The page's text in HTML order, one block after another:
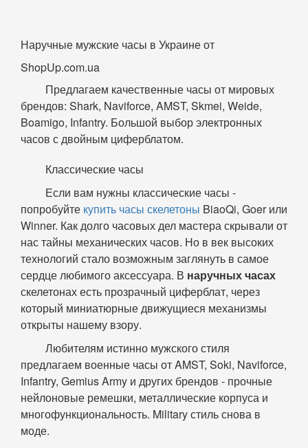
Наручные мужские часы в Украине от
ShopUp.com.ua
Предлагаем качественные часы от мировых
брендов: Shark, Naviforce, AMST, Skmei, Weide,
Boamigo, Infantry. Большой выбор электронных
часов с двойным циферблатом.
Классические часы
Если вам нужны классические часы -
попробуйте купить часы скелетоны BiaoQi, Goer или
Winner. Как долго часовых дел мастера скрывали от
нас тайны механических часов. Но в век высоких
технологий стало возможным заглянуть в самое
сердце любимого аксессуара. В наручных часах
скелетонах есть прозрачный циферблат, через
который миниатюрные движущиеся механизмы
открыты нашему взору.
Любителям истинно мужского стиля
предлагаем военные часы от AMST, Soki, Naviforce,
Infantry, Gemius Army и других брендов - прочные
нейлоновые ремешки, металлические корпуса и
многофункциональность. Military стиль снова в
моде.